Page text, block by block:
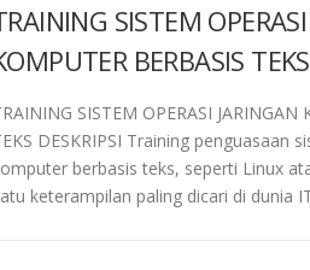
SISTEM
BERBASIS TEKS
SISTEM OPERASI JARINGAN
DESKRIPSI Training penguasaan
berbasis teks, seperti Linux
keterampilan paling dicari di dunia